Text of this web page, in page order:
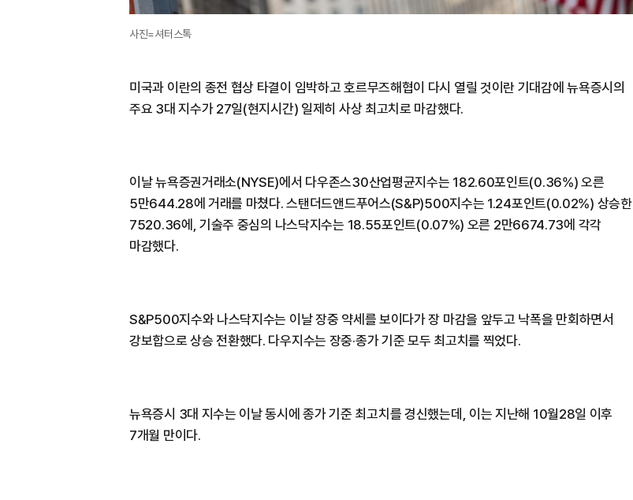
사진=셔터스톡
미국과 이란의 종전 협상 타결이 임박하고 호르무즈해협이 다시 열릴 것이란 기대감에 뉴욕증시의
주요 3대 지수가 27일(현지시간) 일제히 사상 최고치로 마감했다.
이날 뉴욕증권거래소(NYSE)에서 다우존스30산업평균지수는 182.60포인트(0.36%) 오른
5만644.28에 거래를 마쳤다. 스탠더드앤드푸어스(S&P)500지수는 1.24포인트(0.02%) 상승한
7520.36에, 기술주 중심의 나스닥지수는 18.55포인트(0.07%) 오른 2만6674.73에 각각
마감했다.
S&P500지수와 나스닥지수는 이날 장중 약세를 보이다가 장 마감을 앞두고 낙폭을 만회하면서
강보합으로 상승 전환했다. 다우지수는 장중·종가 기준 모두 최고치를 찍었다.
뉴욕증시 3대 지수는 이날 동시에 종가 기준 최고치를 경신했는데, 이는 지난해 10월28일 이후
7개월 만이다.